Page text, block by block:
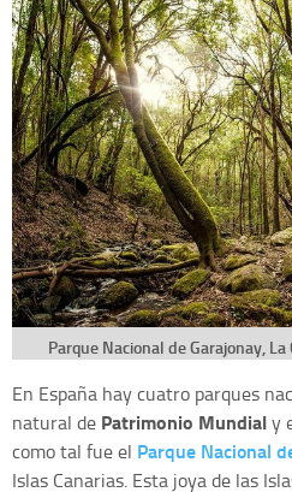
Parque Nacional de Garajonay,
En España hay cuatro parques
natural de Patrimonio Mundialy
como tal fue el Parque Nacional
Islas Canarias. Esta joya de las